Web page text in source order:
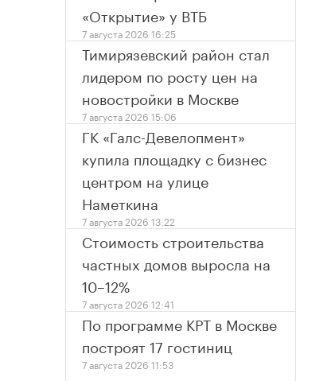
«Открытие» у ВТБ
7 августа 2026 16:25
Тимирязевский район стал
лидером по росту цен на
новостройки в Москве
7 августа 2026 15:06
ГК «Галс-Девелопмент»
купила площадку с бизнес
центром на улице
Наметкина
7 августа 2026 13:22
Стоимость строительства
частных домов выросла на
10–12%
7 августа 2026 12:41
По программе КРТ в Москве
построят 17 гостиниц
7 августа 2026 11:53